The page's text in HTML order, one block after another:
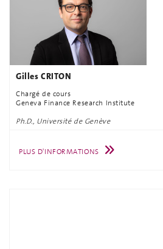
Gilles CRITON
Chargé de cours
Geneva Finance Research Institute
Ph.D., Université de Genève
PLUS D'INFORMATIONS